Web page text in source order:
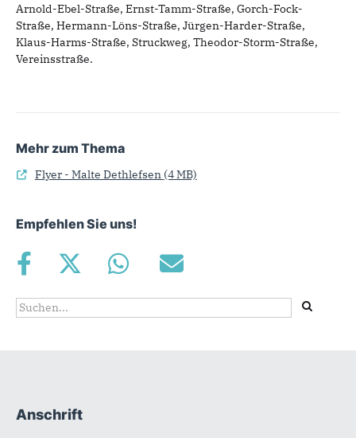
Arnold-Ebel-Straße, Ernst-Tamm-Straße, Gorch-Fock-
Straße, Hermann-Löns-Straße, Jürgen-Harder-Straße,
Klaus-Harms-Straße, Struckweg, Theodor-Storm-Straße,
Vereinsstraße.
Mehr zum Thema
Flyer - Malte Dethlefsen (4 MB)
Empfehlen Sie uns!
Suchformular
Suche
Fußbereich
Anschrift